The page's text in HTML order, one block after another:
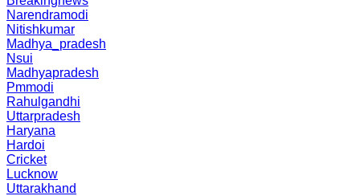
Narendramodi
Nitishkumar
Madhya_pradesh
Nsui
Madhyapradesh
Pmmodi
Rahulgandhi
Uttarpradesh
Haryana
Hardoi
Cricket
Lucknow
Uttarakhand